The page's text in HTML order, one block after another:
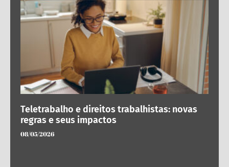
Teletrabalho e direitos trabalhistas: novas
regras e seus impactos
08/05/2026